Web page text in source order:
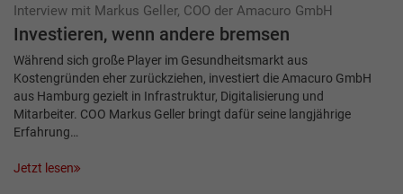
Interview mit Markus Geller, COO der Amacuro GmbH
Investieren, wenn andere bremsen
Während sich große Player im Gesundheitsmarkt aus
Kostengründen eher zurückziehen, investiert die Amacuro GmbH
aus Hamburg gezielt in Infrastruktur, Digitalisierung und
Mitarbeiter. COO Markus Geller bringt dafür seine langjährige
Erfahrung…
Jetzt lesen